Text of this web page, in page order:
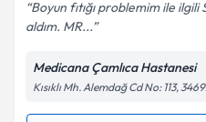
kapsamda
Boyun fıtığı problemim ile
aldım. MR...
Medicana Çamlıca Hastanesi
Kısıklı Mh. Alemdağ Cd No: 113,